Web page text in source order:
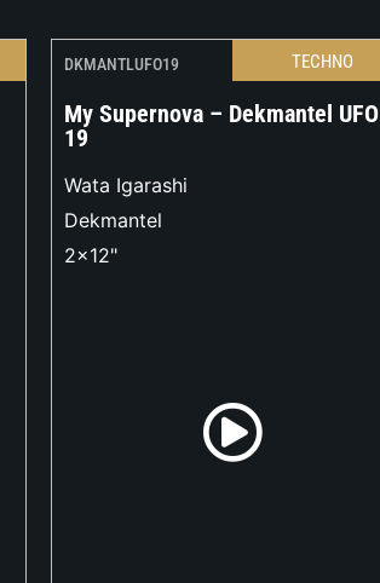
DKMANTLUFO19 TECHNO
My Supernova – Dekmantel UFO
19
Wata Igarashi
Dekmantel
2x12"